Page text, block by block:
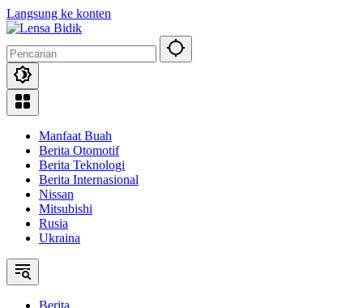
Langsung ke konten
Manfaat Buah
Berita Otomotif
Berita Teknologi
Berita Internasional
Nissan
Mitsubishi
Rusia
Ukraina
Berita